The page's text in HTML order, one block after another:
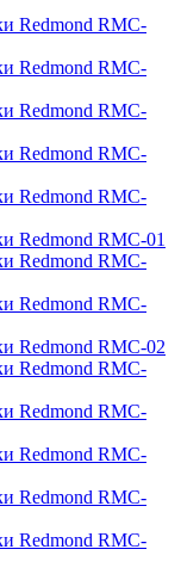
Redmond RMC-
Redmond RMC-
Redmond RMC-
Redmond RMC-
Redmond RMC-
Redmond RMC-01
Redmond RMC-
Redmond RMC-
Redmond RMC-02
Redmond RMC-
Redmond RMC-
Redmond RMC-
Redmond RMC-
Redmond RMC-